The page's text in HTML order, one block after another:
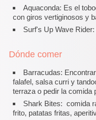
Aquaconda: Es el
con giros vertiginosos y
Surf's Up Wave
Dónde comer
Barracudas:
falafel, salsa curri y
terraza o pedir la comida
Shark Bites: comida
frito, patatas fritas,